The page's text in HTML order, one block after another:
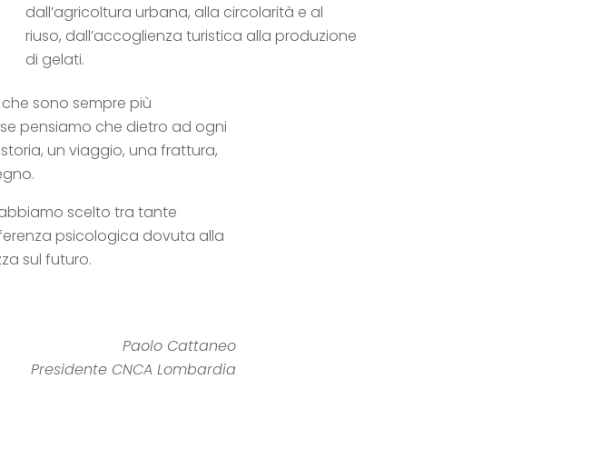
dall’agricoltura urbana, alla circolarità e al
riuso, dall’accoglienza turistica alla produzione
di gelati.
che sono sempre più
pensiamo che dietro ad ogni
un viaggio, una frattura,
scelto tra tante
psicologica dovuta alla
sul futuro.
Paolo Cattaneo
Presidente CNCA Lombardia